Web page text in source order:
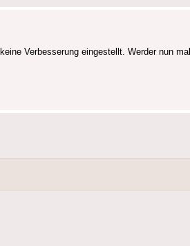
Verbesserung eingestellt. Werder nun mal